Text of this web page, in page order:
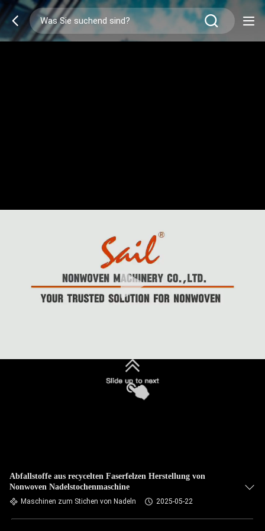
Abfallstoffe aus recycelten Faserfelzen Herstellung von
Nonwoven Nadelstochenmaschine
Maschinen zum Stichen von Nadeln 2025-05-22